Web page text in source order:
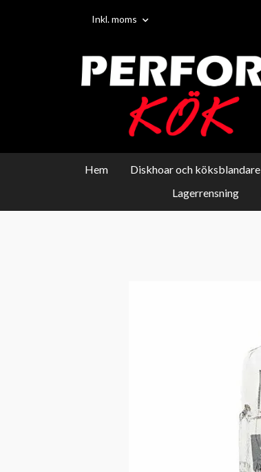
Inkl. moms
Hem Diskhoar och köksblandare
Lagerrensning